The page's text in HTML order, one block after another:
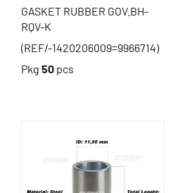
GASKET RUBBER GOV.BH-
RQV-K
(REF/-1420206009=9966714)
Pkg 50 pcs